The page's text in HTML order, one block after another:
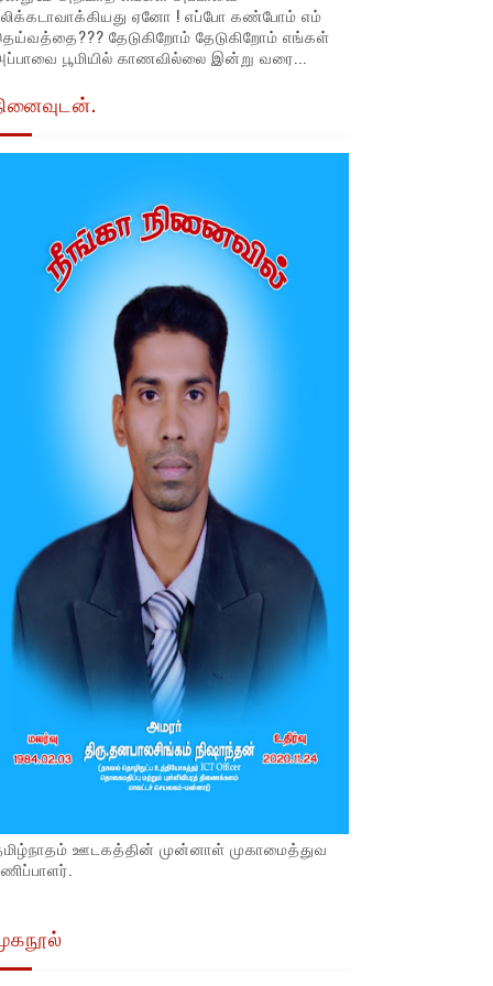
ஏனோ ! எப்போ கண்போம் எம்
தேடுகிறோம் தேடுகிறோம் எங்கள்
பூமியில் காணவில்லை இன்று வரை...
ஊடகத்தின் முன்னாள் முகாமைத்துவ